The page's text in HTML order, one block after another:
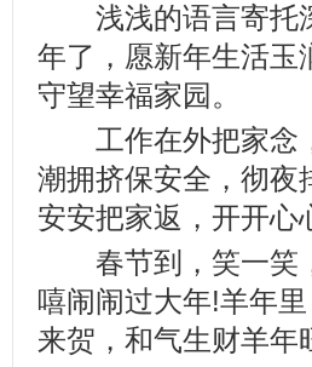
浅浅的语言寄托深
年了，愿新年生活玉
守望幸福家园。
工作在外把家念，
潮拥挤保安全，彻夜
安安把家返，开开心
春节到，笑一笑，
嘻闹闹过大年!羊年
来贺，和气生财羊年